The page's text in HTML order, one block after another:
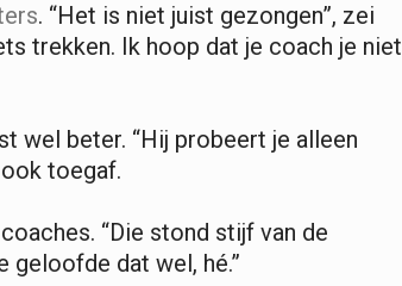
. “Het is niet juist gezongen”, zei
trekken. Ik hoop dat je coach je niet
wel beter. “Hij probeert je alleen
toegaf.
“Die stond stijf van de
geloofde dat wel, hé.”